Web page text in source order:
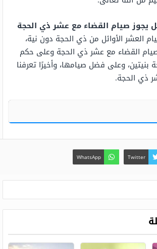
يجوز صيام القضاء مع عشر ذي الحجة
العشر الأوائل من ذي الحجة دون نية،
القضاء مع عشر ذي الحجة وعلى حكم
وعلى فضل صيامها، وأخيرًا تعرفنا
ذي الحجة.
Twitter
WhatsApp